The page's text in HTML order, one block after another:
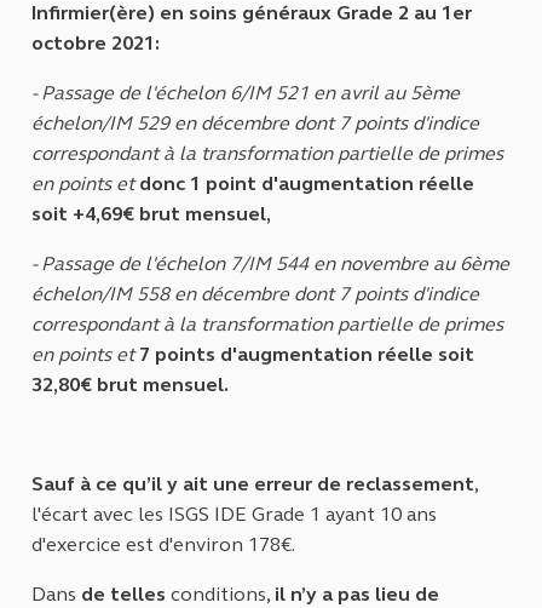
Infirmier(ère) en soins généraux Grade 2 au 1er
octobre 2021:
- Passage de l'échelon 6/IM 521 en avril au 5ème
échelon/IM 529 en décembre dont 7 points d'indice
correspondant à la transformation partielle de primes
en points etdonc 1 point d'augmentation réelle
soit +4,69€ brut mensuel,
- Passage de l'échelon 7/IM 544 en novembre au 6ème
échelon/IM 558 en décembre dont 7 points d'indice
correspondant à la transformation partielle de primes
en points et7 points d'augmentation réelle soit
32,80€ brut mensuel.
Sauf à ce qu’il y ait une erreur de reclassement,
l'écart avec les ISGS IDE Grade 1 ayant 10 ans
d'exercice est d'environ 178€.
Dans de telles conditions, il n’y a pas lieu de